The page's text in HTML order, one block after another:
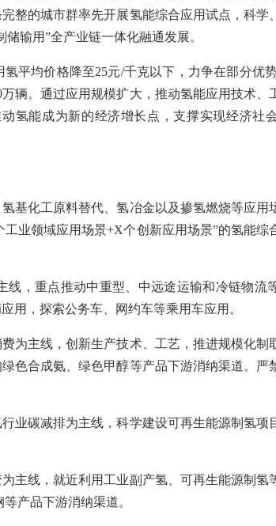
整的城市群率先开展氢能综合应用试点，科学
输用”全产业链一体化融通发展。
均价格降至25元/千克以下，力争在部分优
辆。通过应用规模扩大，推动氢能应用技术、
氢能成为新的经济增长点，支撑实现经济社
化工原料替代、氢冶金以及掺氢燃烧等应用
业领域应用场景+X个创新应用场景”的氢能综
，重点推动中重型、中远途运输和冷链物流
用，探索公务车、网约车等乘用车应用。
主线，创新生产技术、工艺，推进规模化制
色合成氨、绿色甲醇等产品下游消纳渠道。严
碳减排为主线，科学建设可再生能源制氢项
线，就近利用工业副产氢、可再生能源制氢
产品下游消纳渠道。